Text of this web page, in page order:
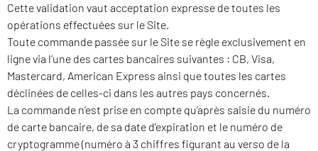
Cette validation vaut acceptation expresse de toutes les
opérations effectuées sur le Site.
Toute commande passée sur le Site se règle exclusivement en
ligne via l’une des cartes bancaires suivantes : CB, Visa,
Mastercard, American Express ainsi que toutes les cartes
déclinées de celles-ci dans les autres pays concernés.
La commande n’est prise en compte qu’après saisie du numéro
de carte bancaire, de sa date d’expiration et le numéro de
cryptogramme (numéro à 3 chiffres figurant au verso de la